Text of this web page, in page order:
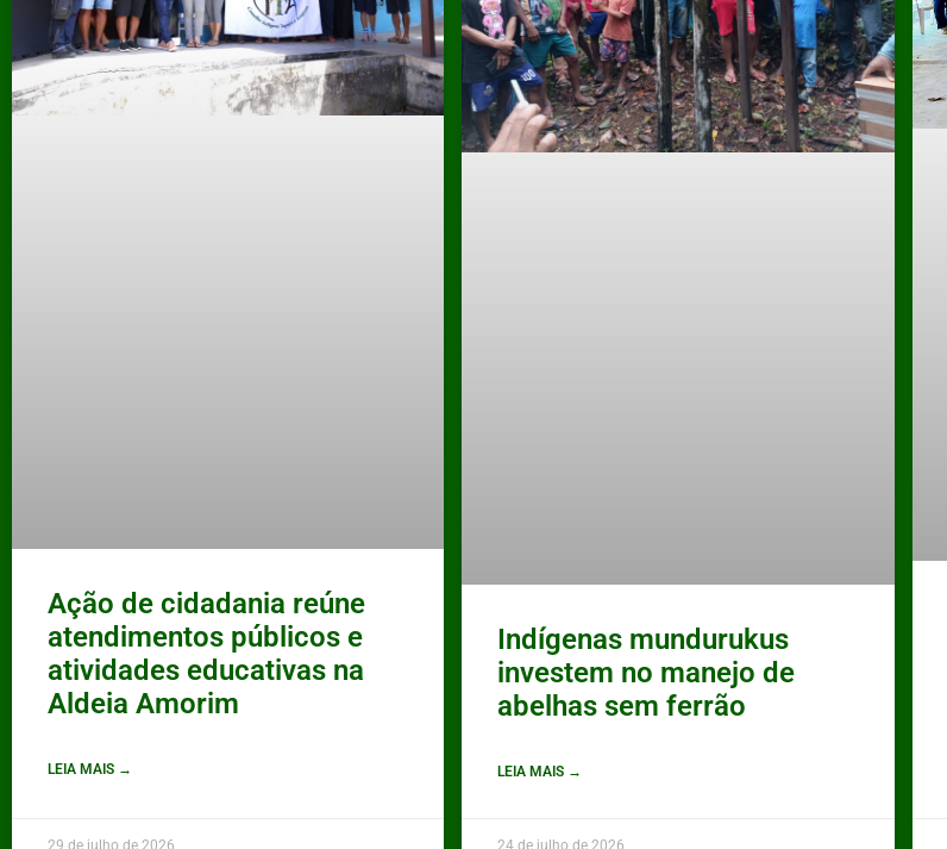
Ação de cidadania reúne
atendimentos públicos e
atividades educativas na
Aldeia Amorim
LEIA MAIS →
29 de julho de 2026
Indígenas mundurukus
investem no manejo de
abelhas sem ferrão
LEIA MAIS →
24 de julho de 2026